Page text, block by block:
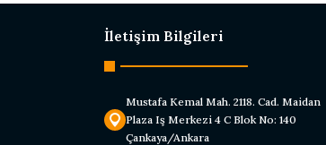
İletişim Bilgileri
Mustafa Kemal Mah. 2118. Cad. Maidan
Plaza Iş Merkezi 4 C Blok No: 140
Çankaya/Ankara